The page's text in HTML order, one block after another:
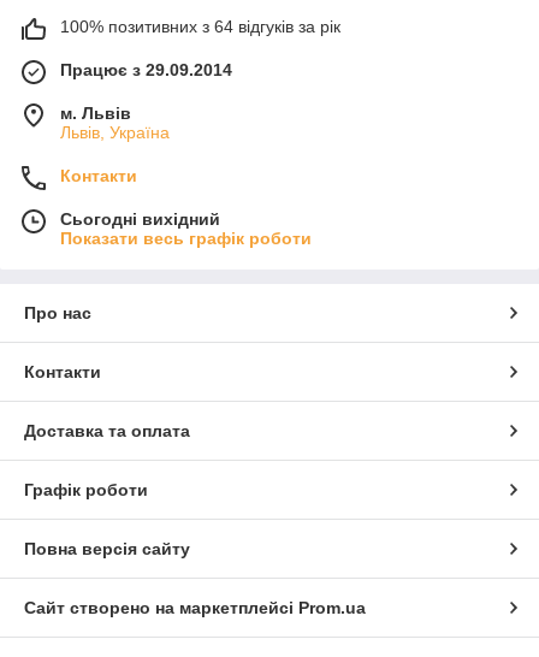
100% позитивних з 64 відгуків за рік
Працює з 29.09.2014
м. Львів
Львів, Україна
Контакти
Сьогодні вихідний
Показати весь графік роботи
Про нас
Контакти
Доставка та оплата
Графік роботи
Повна версія сайту
Сайт створено на маркетплейсі Prom.ua